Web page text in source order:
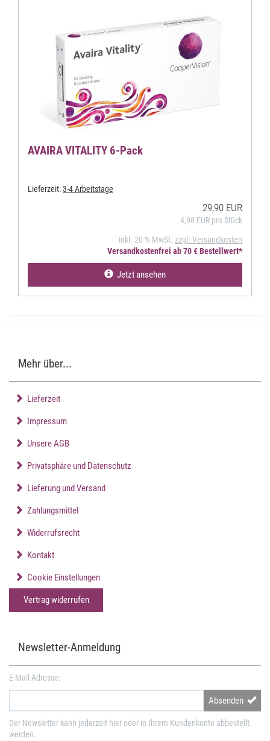
AVAIRA VITALITY 6-Pack
Lieferzeit:3-4 Arbeitstage
29,90 EUR
4,98 EUR pro Stück
inkl. 20 % MwSt. zzgl. Versandkosten
Versandkostenfrei ab 70 € Bestellwert*
Jetzt ansehen
Mehr über...
Lieferzeit
Impressum
Unsere AGB
Privatsphäre und Datenschutz
Lieferung und Versand
Zahlungsmittel
Widerrufsrecht
Kontakt
Cookie Einstellungen
Vertrag widerrufen
Newsletter-Anmeldung
E-Mail-Adresse:
Absenden
Der Newsletter kann jederzeit hier oder in Ihrem Kundenkonto abbestellt
werden.